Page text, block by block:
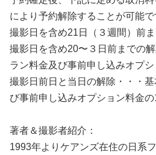
により予約解除することが可能で
撮影日を含め21日（３週間）前
撮影日を含め20〜３日前までの
ラン料金及び事前申し込みオプ
撮影日前日と当日の解除・・・
び事前申し込みオプション料金の
著者＆撮影者紹介：
1993年よりケアンズ在住の日系